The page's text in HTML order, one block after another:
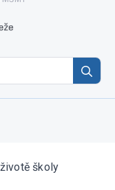
for:
školy